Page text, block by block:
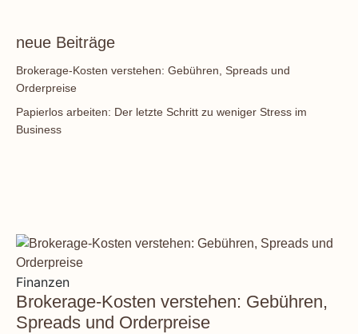
neue Beiträge
Brokerage-Kosten verstehen: Gebühren, Spreads und
Orderpreise
Papierlos arbeiten: Der letzte Schritt zu weniger Stress im
Business
Finanzen
Brokerage-Kosten verstehen: Gebühren,
Spreads und Orderpreise